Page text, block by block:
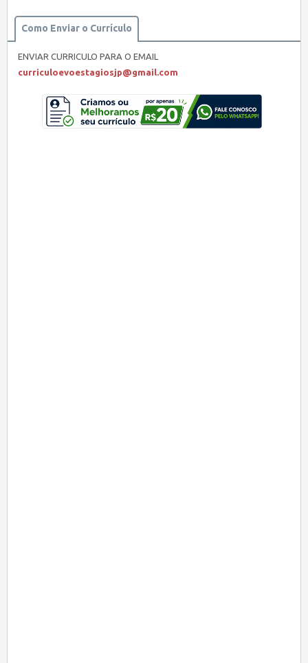
Como Enviar o Currículo
ENVIAR CURRICULO PARA O EMAIL
curriculoevoestagiosjp@gmail.com